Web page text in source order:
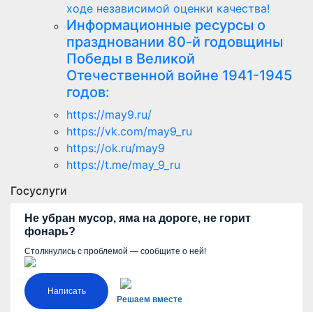
ходе независимой оценки качества!
Информационные ресурсы о
праздновании 80-й годовщины
Победы в Великой
Отечественной войне 1941-1945
годов:
https://may9.ru/
https://vk.com/may9_ru
https://ok.ru/may9
https://t.me/may_9_ru
Госуслуги
Не убран мусор, яма на дороге, не горит
фонарь?
Столкнулись с проблемой — сообщите о ней!
Написать
Решаем вместе